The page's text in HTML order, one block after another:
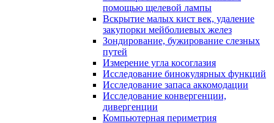
помощью щелевой лампы
Вскрытие малых кист век, удаление
закупорки мейболиевых желез
Зондирование, бужирование слезных
путей
Измерение угла косоглазия
Исследование бинокулярных функций
Исследование запаса аккомодации
Исследование конвергенции,
дивергенции
Компьютерная периметрия